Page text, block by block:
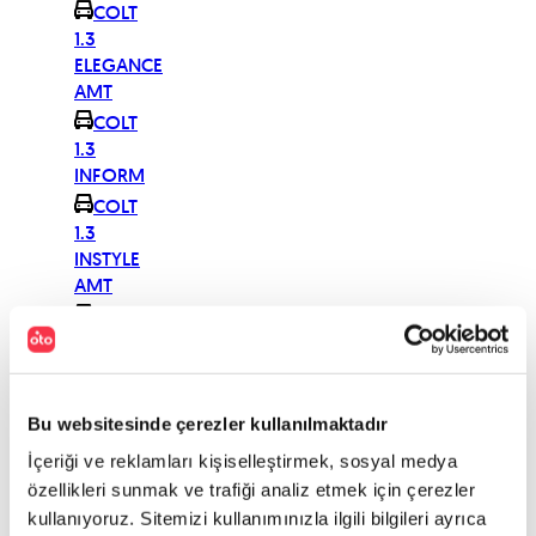
Bu websitesinde çerezler kullanılmaktadır
İçeriği ve reklamları kişiselleştirmek, sosyal medya
özellikleri sunmak ve trafiği analiz etmek için çerezler
kullanıyoruz. Sitemizi kullanımınızla ilgili bilgileri ayrıca
COLT
1.3
ELEGANCE
AMT
COLT
1.3
INFORM
COLT
1.3
INSTYLE
AMT
INFORM
1.5 DI-D
INFORM
AMT
COLT